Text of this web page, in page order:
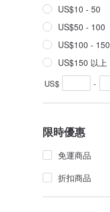
US$10 - 50
US$50 - 100
US$100 - 150
US$150 以上
US$ -
限時優惠
免運商品
折扣商品